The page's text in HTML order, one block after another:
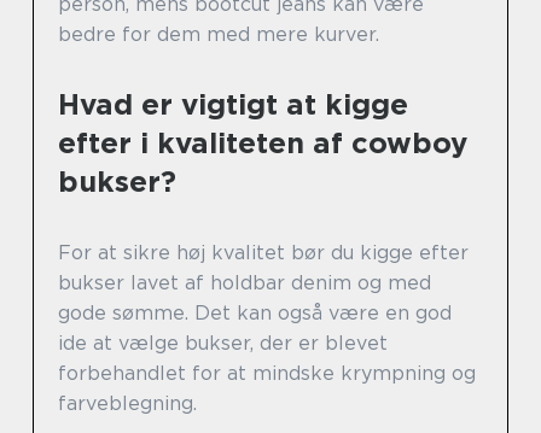
bedre for dem med mere kurver.
Hvad er vigtigt at kigge
efter i kvaliteten af cowboy
bukser?
For at sikre høj kvalitet bør du kigge efter
bukser lavet af holdbar denim og med
gode sømme. Det kan også være en god
ide at vælge bukser, der er blevet
forbehandlet for at mindske krympning og
farveblegning.